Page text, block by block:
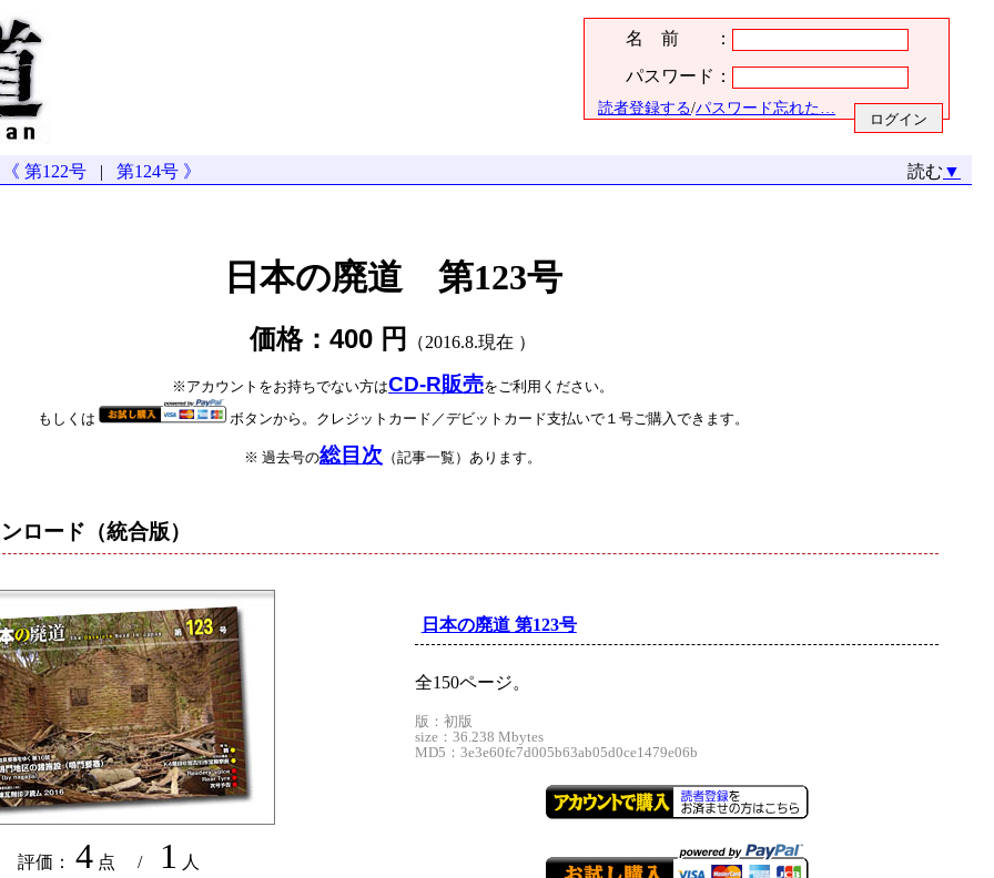
名 前 ：
パスワード：
読者登録する/パスワード忘れた…
読む ▼
《 第122号 | 第124号 》
日本の廃道 第123号
価格：400 円 （2016.8.現在 ）
※アカウントをお持ちでない方はCD-R販売をご利用ください。
もしくは ボタンから。クレジットカード／デビットカード支払いで１号ご購入できます。
※ 過去号の総目次 （記事一覧）あります。
ロード （統合版）
評価：4 点 / 1
人
日本の廃道 第123号
全150ページ。
版：初版
size：36.238 Mbytes
MD5：3e3e60fc7d005b63ab05d0ce1479e06b